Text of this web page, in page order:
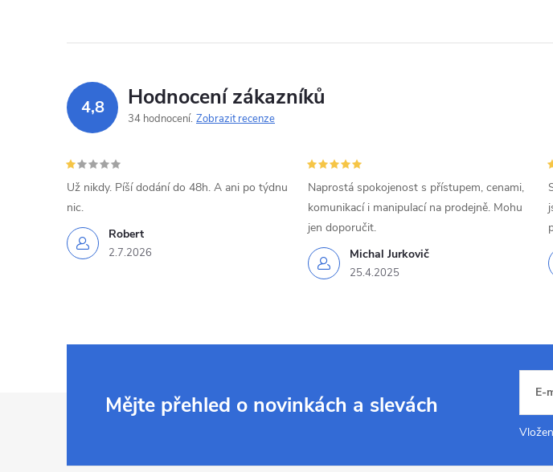
4,8 Hodnocení zákazníků
34 hodnocení Zobrazit recenze
Robert
2.7.2026
Už nikdy. Píší dodání do 48h. A ani po týdnu
nic.
Michal Jurkovič
25.4.2025
Naprostá spokojenost s přístupem, cenami,
komunikací i manipulací na prodejně. Mohu
jen doporučit.
Mějte přehled o novinkách a slevách E-